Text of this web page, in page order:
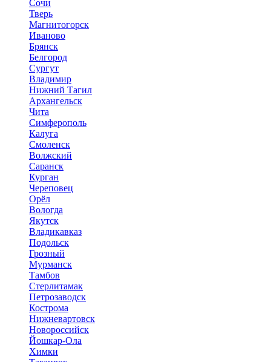
Сочи
Тверь
Магнитогорск
Иваново
Брянск
Белгород
Сургут
Владимир
Нижний Тагил
Архангельск
Чита
Симферополь
Калуга
Смоленск
Волжский
Саранск
Курган
Череповец
Орёл
Вологда
Якутск
Владикавказ
Подольск
Грозный
Мурманск
Тамбов
Стерлитамак
Петрозаводск
Кострома
Нижневартовск
Новороссийск
Йошкар-Ола
Химки